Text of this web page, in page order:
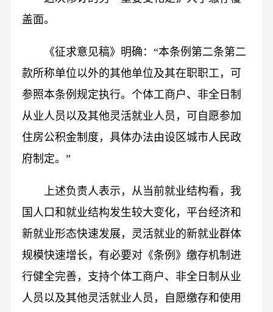
盖面。
《征求意见稿》明确：“本条例第二条第二
款所称单位以外的其他单位及其在职职工，可
参照本条例规定执行。个体工商户、非全日制
从业人员以及其他灵活就业人员，可自愿参加
住房公积金制度，具体办法由设区城市人民政
府制定。”
上述负责人表示，从当前就业结构看，我
国人口和就业结构发生较大变化，平台经济和
新就业形态快速发展，灵活就业的新就业群体
规模快速增长，有必要对《条例》缴存机制进
行健全完善，支持个体工商户、非全日制从业
人员以及其他灵活就业人员，自愿缴存和使用